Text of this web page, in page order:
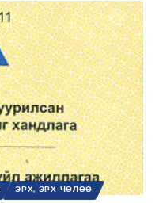
ЭРХ, ЭРХ ЧӨЛӨӨ